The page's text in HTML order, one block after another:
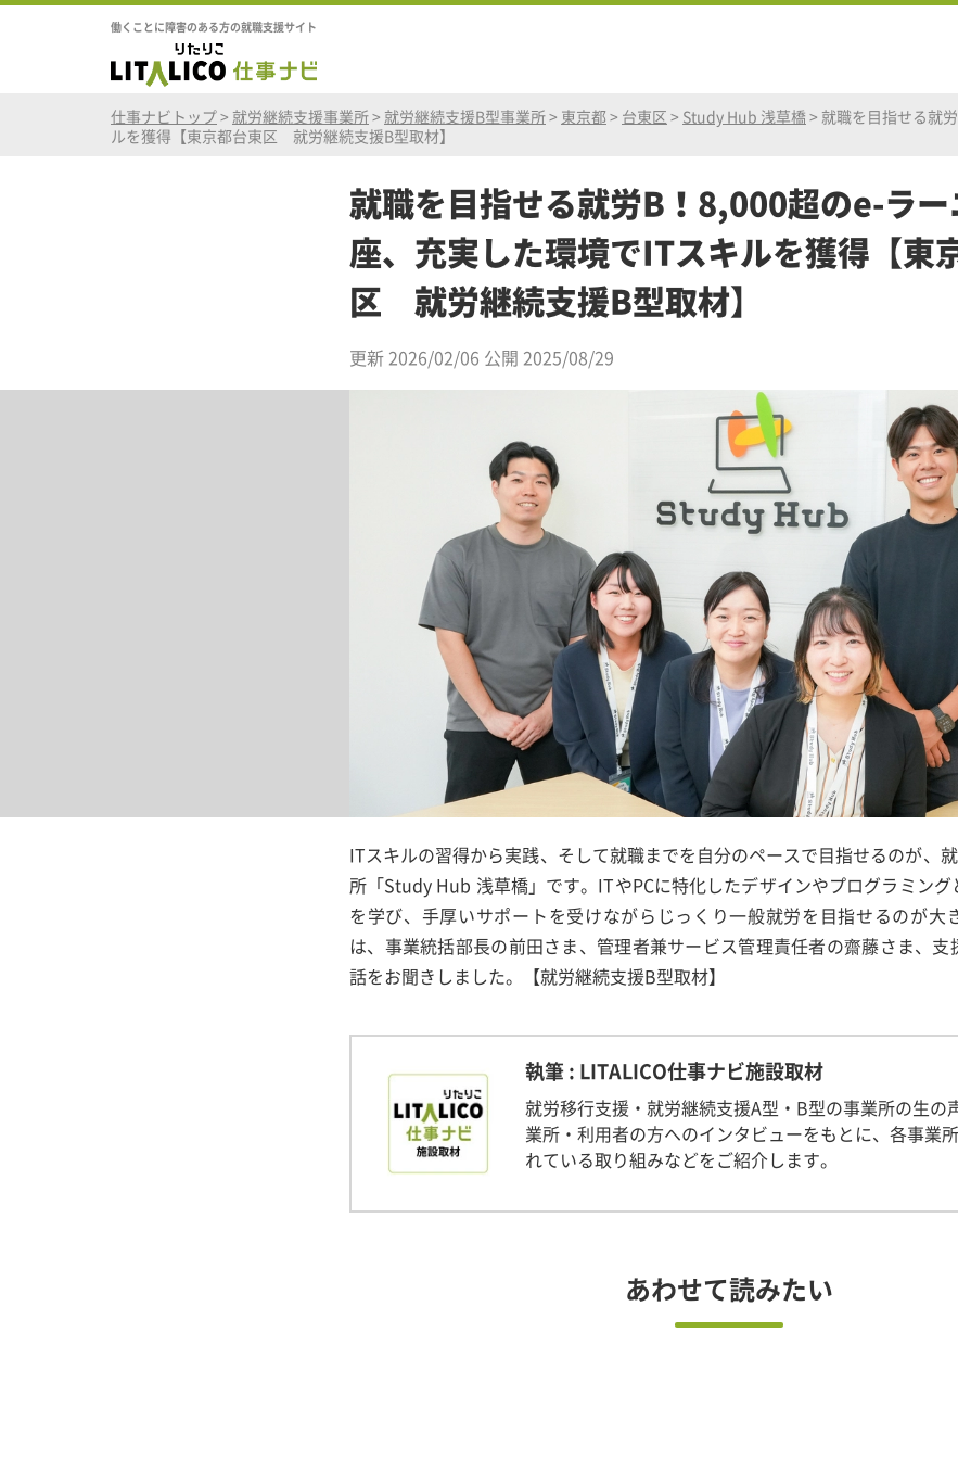
働くことに障害のある方の就職支援サイト
仕事ナビトップ> 就労継続支援事業所> 就労継続支援B型事業所> 東京都> 台東区 > Study Hub 浅草橋 > 就職を目指せる就
ルを獲得【東京都台東区 就労継続支援B型取材】
就職を目指せる就労B！8,000超のe-ラ
座、充実した環境でITスキルを獲得【東
区 就労継続支援B型取材】
更新 2026/02/06 公開 2025/08/29
ITスキルの習得から実践、そして就職までを自分のペースで目指せるのが、
所「Study Hub 浅草橋」です。ITやPCに特化したデザインやプログラミン
を学び、手厚いサポートを受けながらじっくり一般就労を目指せるのが大
は、事業統括部長の前田さま、管理者兼サービス管理責任者の齋藤さま、支
話をお聞きしました。【就労継続支援B型取材】
執筆 : LITALICO仕事ナビ施設取材
就労移行支援・就労継続支援A型・B型の事業所の生の
業所・利用者の方へのインタビューをもとに、各事業
れている取り組みなどをご紹介します。
あわせて読みたい